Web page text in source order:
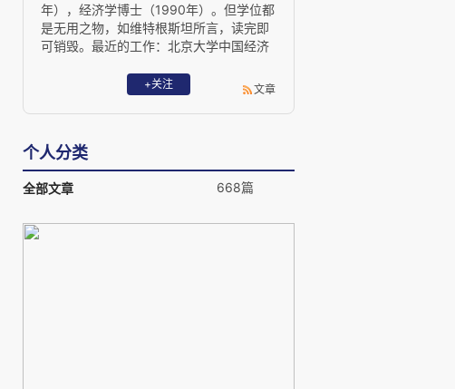
年），经济学博士（1990年）。但学位都
是无用之物，如维特根斯坦所言，读完即
可销毁。最近的工作：北京大学中国经济
授，浙江大学跨学科社会科学研究中心学
术委员会主席。长期坚持的工作：财新传
媒学术顾问。教学及阅读领域：经济学思
治经济学——公共选择理论与社会选择理
论、演化社会理论——演化认识论与演化
道德哲学。在公共领域内所持的矛盾态
任何学说及其说服者持温和的怀疑主义态
+关注 文章
个人分类
全部文章 668篇